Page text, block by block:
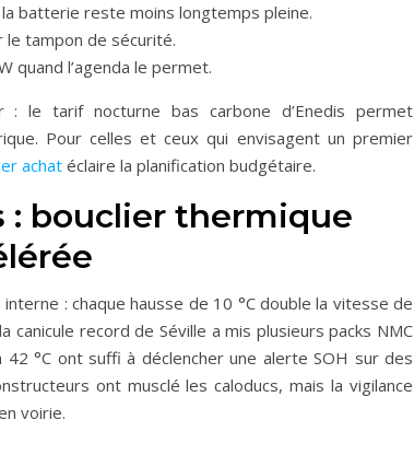
batterie reste moins longtemps pleine.
le tampon de sécurité.
quand l’agenda le permet.
: le tarif nocturne bas carbone d’Enedis permet
Pour celles et ceux qui envisagent un premier
achat éclaire la planification budgétaire.
: bouclier thermique
: chaque hausse de 10 °C double la vitesse de
canicule record de Séville a mis plusieurs packs NMC
°C ont suffi à déclencher une alerte SOH sur des
ont musclé les caloducs, mais la vigilance
voirie.